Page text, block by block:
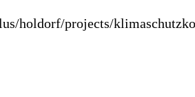
holdorf/projects/